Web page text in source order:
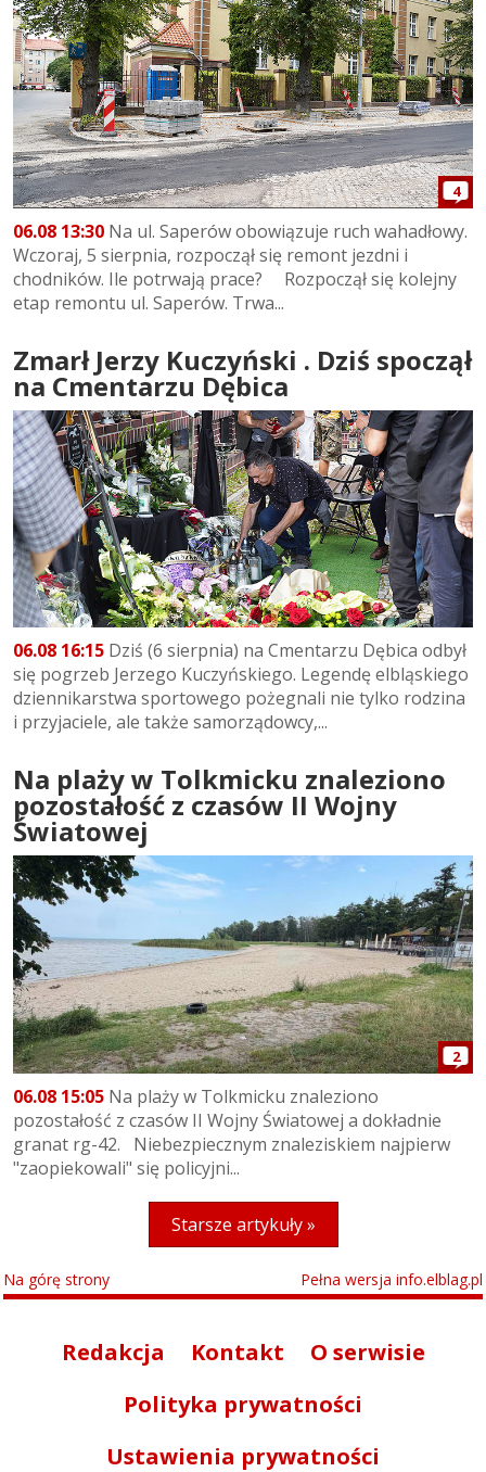
4
06.08 13:30 Na ul. Saperów obowiązuje ruch wahadłowy.
Wczoraj, 5 sierpnia, rozpoczął się remont jezdni i
chodników. Ile potrwają prace? Rozpoczął się kolejny
etap remontu ul. Saperów. Trwa...
Zmarł Jerzy Kuczyński . Dziś spoczął
na Cmentarzu Dębica
06.08 16:15 Dziś (6 sierpnia) na Cmentarzu Dębica odbył
się pogrzeb Jerzego Kuczyńskiego. Legendę elbląskiego
dziennikarstwa sportowego pożegnali nie tylko rodzina
i przyjaciele, ale także samorządowcy,...
Na plaży w Tolkmicku znaleziono
pozostałość z czasów II Wojny
Światowej
2
06.08 15:05 Na plaży w Tolkmicku znaleziono
pozostałość z czasów II Wojny Światowej a dokładnie
granat rg-42. Niebezpiecznym znaleziskiem najpierw
"zaopiekowali" się policyjni...
Starsze artykuły »
Na górę strony Pełna wersja info.elblag.pl
Redakcja Kontakt
O serwisie
Polityka prywatności
Ustawienia prywatności